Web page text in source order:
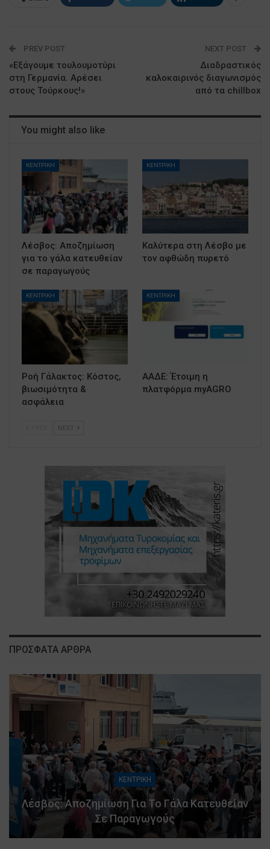
PREV POST
«Εξάγουμε τουλουμοτύρι
στη Γερμανία. Αρέσει
στους Τούρκους!»
NEXT POST
Διαδραστικός
καλοκαιρινός διαγωνισμός
από τα chillbox
You might also like
ΚΕΝΤΡΙΚΗ
Λέσβος: Αποζημίωση
για το γάλα κατευθείαν
σε παραγωγούς
ΚΕΝΤΡΙΚΗ
Καλύτερα στη Λέσβο με
τον αφθώδη πυρετό
ΚΕΝΤΡΙΚΗ
Ροή Γάλακτος: Κόστος,
βιωσιμότητα &
ασφάλεια
ΚΕΝΤΡΙΚΗ
ΑΑΔΕ: Έτοιμη η
πλατφόρμα myAGRO
NEXT
ΠΡΟΣΦΑΤΑ ΑΡΘΡΑ
ΚΕΝΤΡΙΚΗ
Λέσβος: Αποζημίωση Για Το Γάλα Κατευθείαν
Σε Παραγωγούς